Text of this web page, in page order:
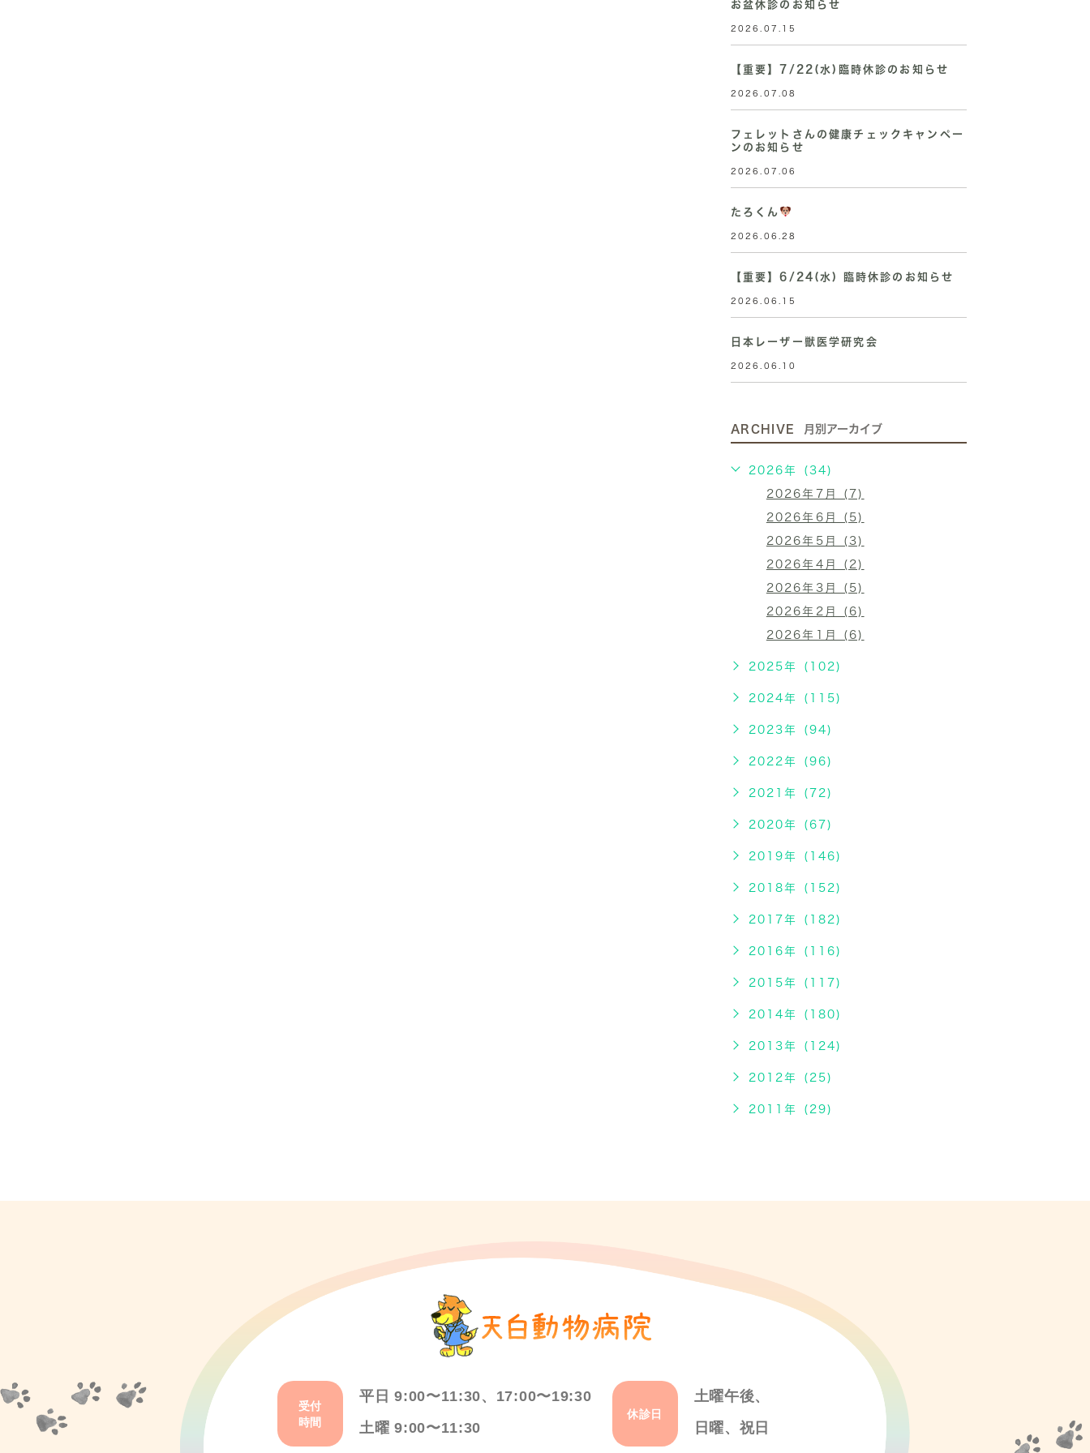
お盆休診のお知らせ
2026.07.15
【重要】7/22(水)臨時休診のお知らせ
2026.07.08
フェレットさんの健康チェックキャンペー
ンのお知らせ
2026.07.06
たろくん
2026.06.28
【重要】6/24(水) 臨時休診のお知らせ
2026.06.15
日本レーザー獣医学研究会
2026.06.10
ARCHIVE 月別アーカイブ
2026年 (34)
2026年7月 (7)
2026年6月 (5)
2026年5月 (3)
2026年4月 (2)
2026年3月 (5)
2026年2月 (6)
2026年1月 (6)
2025年 (102)
2024年 (115)
2023年 (94)
2022年 (96)
2021年 (72)
2020年 (67)
2019年 (146)
2018年 (152)
2017年 (182)
2016年 (116)
2015年 (117)
2014年 (180)
2013年 (124)
2012年 (25)
2011年 (29)
受付
時間
平日 9:00〜11:30、17:00〜19:30
土曜 9:00〜11:30
休診日
土曜午後、
日曜、祝日